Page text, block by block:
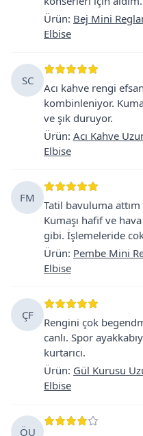
Ürün: Bej Mini
Elbise
SC
Acı kahve rengi
kombinleniyor.
ve şık duruyor.
Ürün: Acı Kahve
Elbise
FM
Tatil bavuluma
Kumaşı hafif ve
gibi. İşlemeleride
Ürün: Pembe Mini
Elbise
ÇF
Rengini çok
canlı. Spor
kurtarıcı.
Ürün: Gül Kurusu
Elbise
ÖU